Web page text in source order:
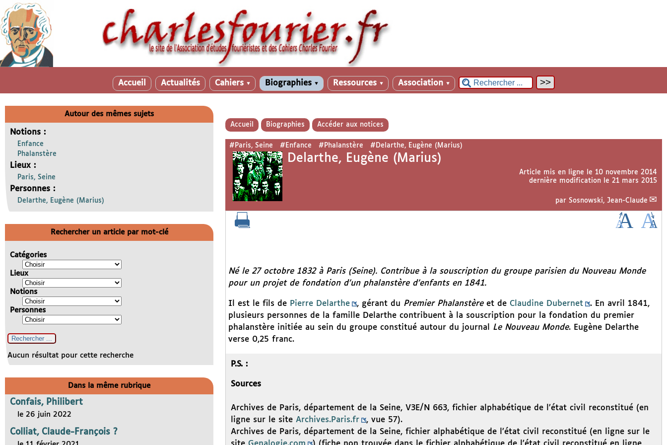
Accueil Actualités Cahiers ▼ Biographies ▼ Ressources ▼ Association ▼
Accueil Biographies Accéder aux notices
#Paris, Seine #Enfance #Phalanstère #Delarthe, Eugène (Marius)
Delarthe, Eugène (Marius)
Article mis en ligne le 10 novembre 2014
dernière modification le 21 mars 2015
par Sosnowski, Jean-Claude
Né le 27 octobre 1832 à Paris (Seine). Contribue à la souscription du groupe parisien du Nouveau Monde
pour un projet de fondation d’un phalanstère d’enfants en 1841.
Il est le fils de Pierre Delarthe , gérant du Premier Phalanstèreet de Claudine Dubernet
. En avril 1841,
plusieurs personnes de la famille Delarthe contribuent à la souscription pour la fondation du premier
phalanstère initiée au sein du groupe constitué autour du journal Le Nouveau Monde. Eugène Delarthe
verse 0,25 franc.
P.S. :
Sources
Archives de Paris, département de la Seine, V3E/N 663, fichier alphabétique de l’état civil reconstitué (en
ligne sur le site Archives.Paris.fr
, vue 57).
Archives de Paris, département de la Seine, fichier alphabétique de l’état civil reconstitué (en ligne sur le
Autour des mêmes sujets
Notions :
Enfance
Phalanstère
Lieux :
Paris, Seine
Personnes :
Delarthe, Eugène (Marius)
Rechercher un article par mot-clé
Catégories
Lieux
Notions
Personnes
Aucun résultat pour cette recherche
Dans la même rubrique
Confais, Philibert
le 26 juin 2022
Colliat, Claude-François ?